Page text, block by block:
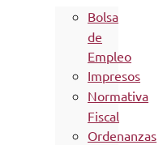
Bolsa
de
Empleo
Impresos
Normativa
Fiscal
Ordenanzas